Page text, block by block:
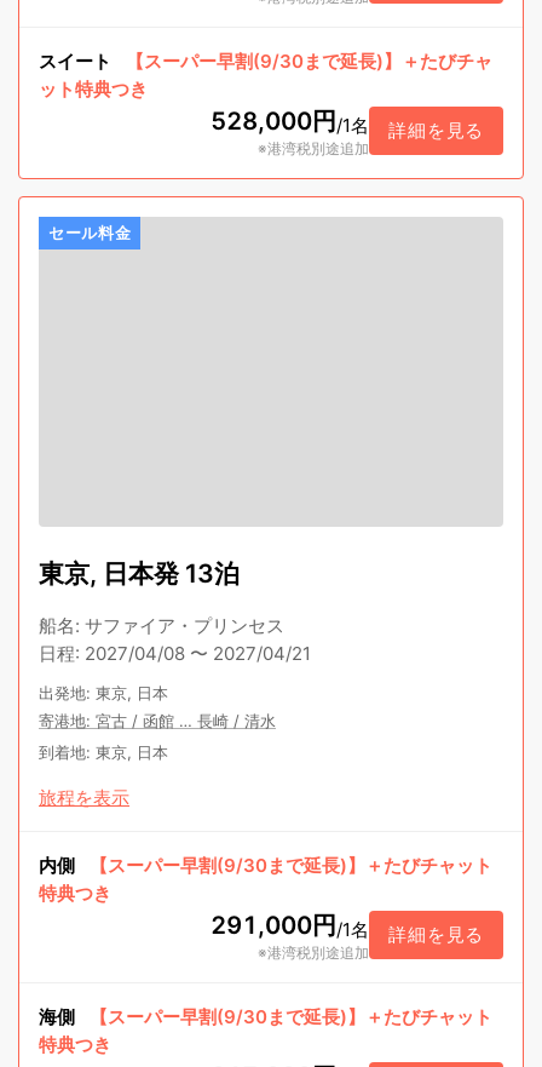
スイート
【スーパー早割(9/30まで延長)】＋たびチャ
ット特典つき
528,000円/1名
※港湾税別途追加
詳細を見る
セール料金
東京, 日本発 13泊
船名: サファイア・プリンセス
日程: 2027/04/08 〜 2027/04/21
出発地: 東京, 日本
寄港地: 宮古 / 函館 … 長崎 / 清水
到着地: 東京, 日本
旅程を表示
内側
【スーパー早割(9/30まで延長)】＋たびチャット
特典つき
291,000円/1名
※港湾税別途追加
詳細を見る
海側
【スーパー早割(9/30まで延長)】＋たびチャット
特典つき